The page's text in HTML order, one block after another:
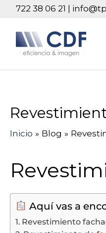
contenido
722 38 06 21 |
Inicio Blog
Aquí vas a
Revestimiento
Navegación
entradas